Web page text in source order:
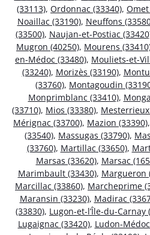
(33113), Ordonnac (33340), Omet
Noaillac (33190), Neuffons
(33500), Naujan-et-Postiac
Mugron (40250), Mourens
en-Médoc (33480), Mouliets-et-
(33240), Morizès (33190),
(33760), Montagoudin
Monprimblanc (33410),
(33710), Mios (33380),
Mérignac (33700), Mazion (33390),
(33540), Massugas (33790),
(33760), Martillac (33650),
Marsas (33620), Marsac
Marimbault (33430), Margueron
Marcillac (33860), Marcheprime
Maransin (33230), Madirac
(33830), Lugon-et-l’Île-du-Carnay
Lugaignac (33420), Ludon-